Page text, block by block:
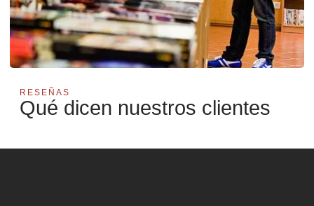
RESEÑAS
Qué dicen nuestros clientes